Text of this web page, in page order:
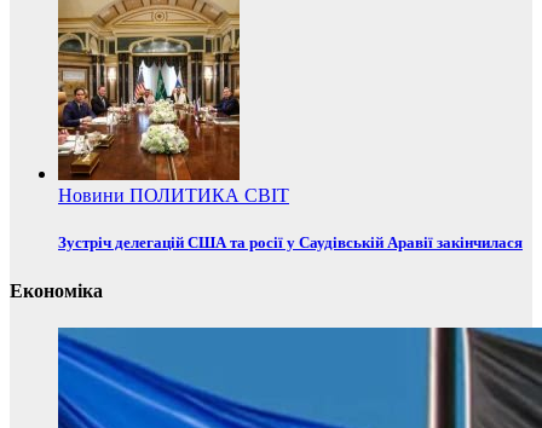
Новини ПОЛИТИКА СВІТ
Зустріч делегацій США та росії у Саудівській Аравії закінчилася
Економіка